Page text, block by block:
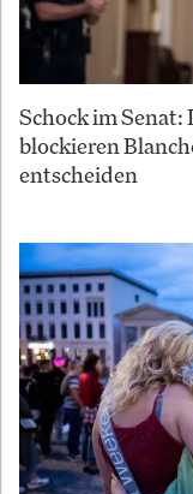
Schock im Senat:
blockieren
entscheiden